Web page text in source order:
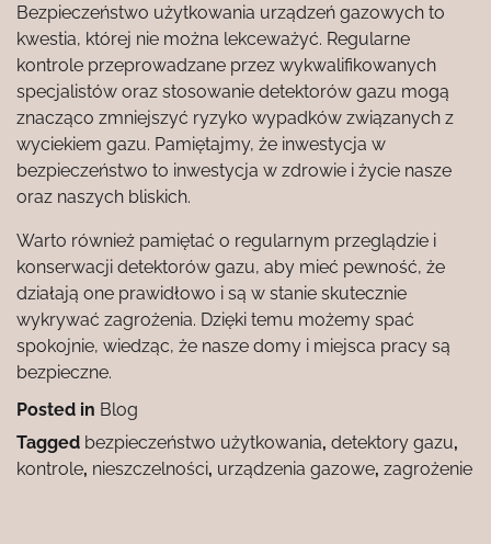
Bezpieczeństwo użytkowania urządzeń gazowych to
kwestia, której nie można lekceważyć. Regularne
kontrole przeprowadzane przez wykwalifikowanych
specjalistów oraz stosowanie detektorów gazu mogą
znacząco zmniejszyć ryzyko wypadków związanych z
wyciekiem gazu. Pamiętajmy, że inwestycja w
bezpieczeństwo to inwestycja w zdrowie i życie nasze
oraz naszych bliskich.
Warto również pamiętać o regularnym przeglądzie i
konserwacji detektorów gazu, aby mieć pewność, że
działają one prawidłowo i są w stanie skutecznie
wykrywać zagrożenia. Dzięki temu możemy spać
spokojnie, wiedząc, że nasze domy i miejsca pracy są
bezpieczne.
Posted in Blog
Tagged bezpieczeństwo użytkowania, detektory gazu,
kontrole, nieszczelności, urządzenia gazowe, zagrożenie